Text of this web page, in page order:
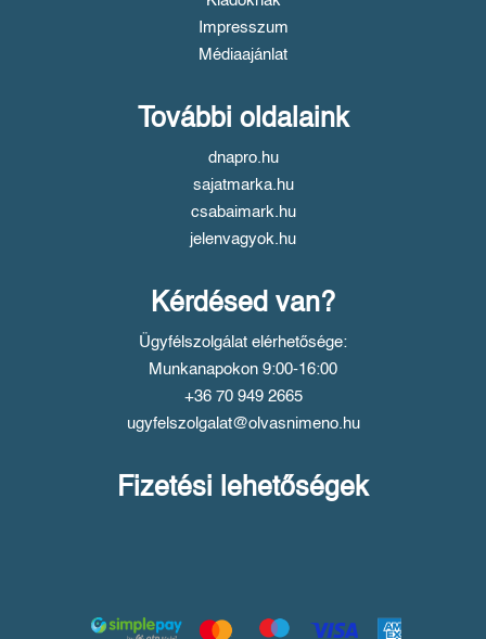
Impresszum
Médiaajánlat
További oldalaink
dnapro.hu
sajatmarka.hu
csabaimark.hu
jelenvagyok.hu
Kérdésed van?
Ügyfélszolgálat elérhetősége:
Munkanapokon 9:00-16:00
+36 70 949 2665
ugyfelszolgalat@olvasnimeno.hu
Fizetési lehetőségek